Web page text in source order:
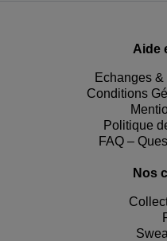
Aide
Echanges
Conditions
Politique
FAQ –
Nos